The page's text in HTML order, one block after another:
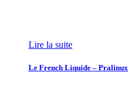
Lire la suite
Le French Liquide – Pralinux